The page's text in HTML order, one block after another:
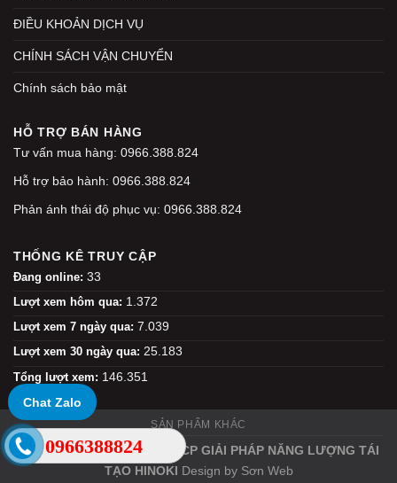
ĐIỀU KHOẢN DỊCH VỤ
CHÍNH SÁCH VẬN CHUYỂN
Chính sách bảo mật
HỖ TRỢ BÁN HÀNG
Tư vấn mua hàng: 0966.388.824
Hỗ trợ bảo hành: 0966.388.824
Phản ánh thái độ phục vụ: 0966.388.824
THỐNG KÊ TRUY CẬP
Đang online: 33
Lượt xem hôm qua: 1.372
Lượt xem 7 ngày qua: 7.039
Lượt xem 30 ngày qua: 25.183
Tổng lượt xem: 146.351
SẢN PHẨM KHÁC
Copyright 2026 ©CÔNG TY CP GIẢI PHÁP NĂNG LƯỢNG TÁI
TẠO HINOKI Design by Sơn Web
Chat Zalo
0966388824